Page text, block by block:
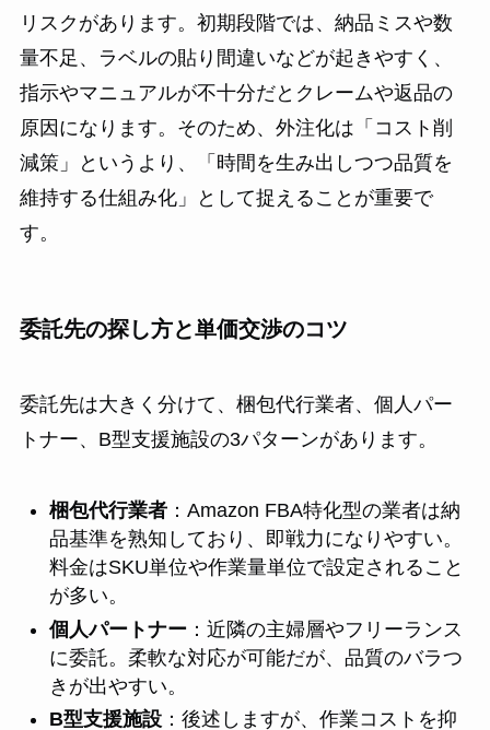
リスクがあります。初期段階では、納品ミスや数
量不足、ラベルの貼り間違いなどが起きやすく、
指示やマニュアルが不十分だとクレームや返品の
原因になります。そのため、外注化は「コスト削
減策」というより、「時間を生み出しつつ品質を
維持する仕組み化」として捉えることが重要で
す。
委託先の探し方と単価交渉のコツ
委託先は大きく分けて、梱包代行業者、個人パー
トナー、B型支援施設の3パターンがあります。
梱包代行業者：Amazon FBA特化型の業者は納
品基準を熟知しており、即戦力になりやすい。
料金はSKU単位や作業量単位で設定されること
が多い。
個人パートナー：近隣の主婦層やフリーランス
に委託。柔軟な対応が可能だが、品質のバラつ
きが出やすい。
B型支援施設：後述しますが、作業コストを抑